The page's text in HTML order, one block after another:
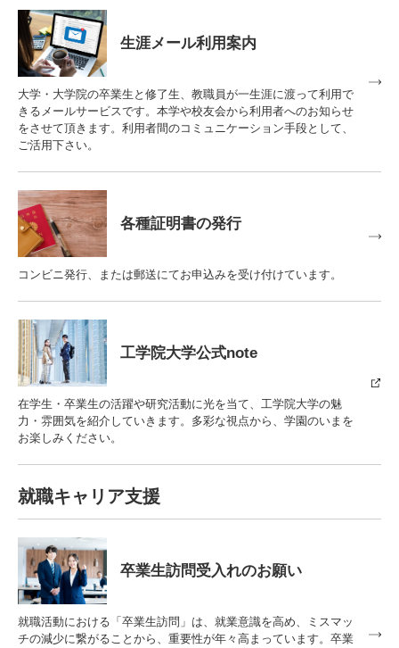
受験生の方
一般・企業の方
Pick Up
1. Action！x 工学院大学
2. 工学院大学ヒストリー
3. #KUTE VOICE エンジニアリーダーたちの声
4. 航空理工学専攻特設サイト
5. 遠隔授業リンク集
6. 寄付・ご支援
生涯メール利用案内
大学・大学院の卒業生と修了生、教職員が一生涯に渡って利用で
きるメールサービスです。本学や校友会から利用者へのお知らせ
をさせて頂きます。利用者間のコミュニケーション手段として、
ご活用下さい。
各種証明書の発行
コンビニ発行、または郵送にてお申込みを受け付けています。
工学院大学公式note
在学生・卒業生の活躍や研究活動に光を当て、工学院大学の魅
力・雰囲気を紹介していきます。多彩な視点から、学園のいまを
お楽しみください。
就職キャリア支援
卒業生訪問受入れのお願い
就職活動における「卒業生訪問」は、就業意識を高め、ミスマッ
チの減少に繋がることから、重要性が年々高まっています。卒業